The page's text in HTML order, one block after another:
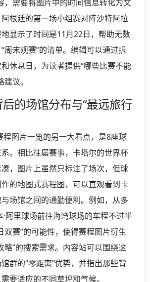
，需要将图片中的时间信息转化为文
根廷的第一场小组赛对阵沙特阿拉
显示了时间是11月22日，帮助无数
周末观赛”的清单。编辑可以通过拆
休息日，为读者提供“哪些比赛不能
议。
的场馆分布与“最远旅行
程图片一览的另一大看点，是8座球
。相比往届赛事，卡塔尔的世界杯
，图片上虽然只标注了场次，但球
的地图式赛程图，可以直观看到卡
场馆之间的通勤便利。例如，从多
·阿里球场前往海湾球场的车程不过半
双赛”的可能性，使得赛程图片衍生
略”的搜索需求。内容站可以围绕这
群的“零距离”优势，并指出那些背
要适应的不同草坪和气候。